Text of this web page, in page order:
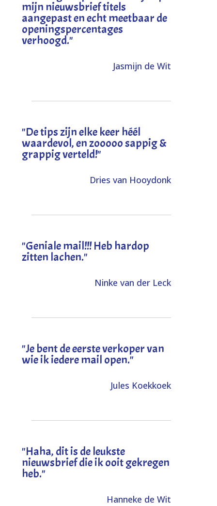
mijn nieuwsbrief titels
aangepast en echt meetbaar de
openingspercentages
verhoogd."
Jasmijn de Wit
"De tips zijn elke keer héél
waardevol, en zooooo sappig &
grappig verteld!"
Dries van Hooydonk
"Geniale mail!!! Heb hardop
zitten lachen."
Ninke van der Leck
"Je bent de eerste verkoper van
wie ik iedere mail open."
Jules Koekkoek
"Haha, dit is de leukste
nieuwsbrief die ik ooit gekregen
heb."
Hanneke de Wit